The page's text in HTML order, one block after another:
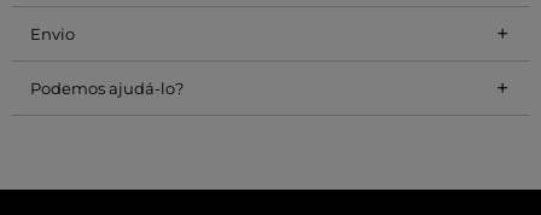
Envio +
Podemos ajudá-lo? +